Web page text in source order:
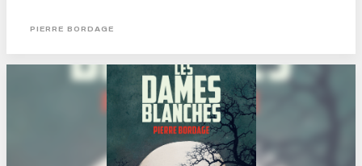
PIERRE BORDAGE